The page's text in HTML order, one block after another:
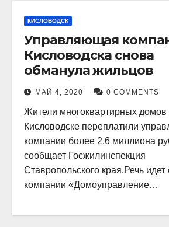
КИСЛОВОДСК
Управляющая
Кисловодска снова
обманула жильцов
МАЙ 4, 2020 0 COMMENTS
Жители многоквартирных домов
Кисловодске переплатили
компании более 2,6 миллиона
сообщает Госжилинспекция
Ставропольского края.Речь идет
компании «Домоуправление…